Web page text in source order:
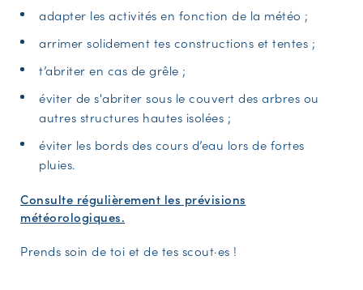
adapter les activités en fonction de la météo ;
arrimer solidement tes constructions et tentes ;
t’abriter en cas de grêle ;
éviter de s'abriter sous le couvert des arbres ou
autres structures hautes isolées ;
éviter les bords des cours d’eau lors de fortes
pluies.
Consulte régulièrement les prévisions
météorologiques.
Prends soin de toi et de tes scout·es !